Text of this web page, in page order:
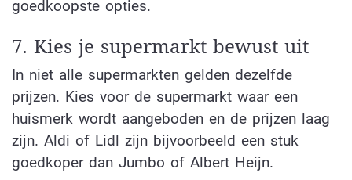
goedkoopste opties.
7. Kies je supermarkt bewust uit
In niet alle supermarkten gelden dezelfde
prijzen. Kies voor de supermarkt waar een
huismerk wordt aangeboden en de prijzen laag
zijn. Aldi of Lidl zijn bijvoorbeeld een stuk
goedkoper dan Jumbo of Albert Heijn.